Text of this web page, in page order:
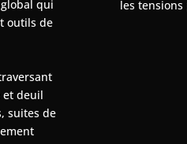
qui
outils de
et deuil
suites de
les